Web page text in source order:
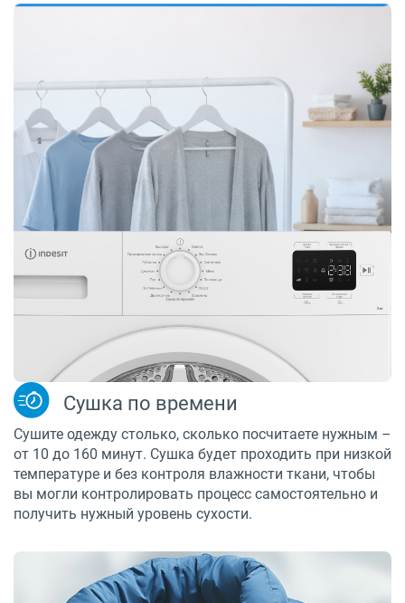
Сушка по времени
Сушите одежду столько, сколько посчитаете нужным –
от 10 до 160 минут. Сушка будет проходить при низкой
температуре и без контроля влажности ткани, чтобы
вы могли контролировать процесс самостоятельно и
получить нужный уровень сухости.